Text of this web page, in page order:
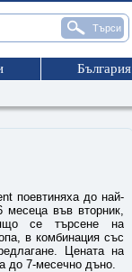
България
поевтиняха до най-
месеца във вторник,
се търсене на
в комбинация със
Цената на
до 7-месечно дъно.